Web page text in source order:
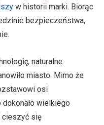
w historii marki. Biorąc
bezpieczeństwa,
naturalne
miasto. Mimo że
osi
wielkiego
cieszyć się